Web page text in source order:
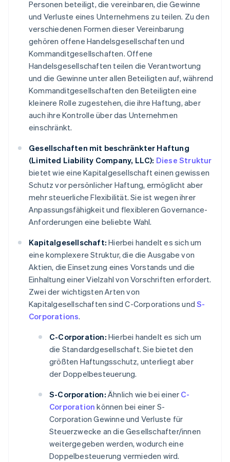
Personen beteiligt, die vereinbaren, die Gewinne
und Verluste eines Unternehmens zu teilen. Zu den
verschiedenen Formen dieser Vereinbarung
gehören offene Handelsgesellschaften und
Kommanditgesellschaften. Offene
Handelsgesellschaften teilen die Verantwortung
und die Gewinne unter allen Beteiligten auf, während
Kommanditgesellschaften den Beteiligten eine
kleinere Rolle zugestehen, die ihre Haftung, aber
auch ihre Kontrolle über das Unternehmen
einschränkt.
Gesellschaften mit beschränkter Haftung
(Limited Liability Company, LLC): Diese Struktur
bietet wie eine Kapitalgesellschaft einen gewissen
Schutz vor persönlicher Haftung, ermöglicht aber
mehr steuerliche Flexibilität. Sie ist wegen ihrer
Anpassungsfähigkeit und flexibleren Governance-
Anforderungen eine beliebte Wahl.
Kapitalgesellschaft: Hierbei handelt es sich um
eine komplexere Struktur, die die Ausgabe von
Aktien, die Einsetzung eines Vorstands und die
Einhaltung einer Vielzahl von Vorschriften erfordert.
Zwei der wichtigsten Arten von
Kapitalgesellschaften sind C-Corporations undS-
Corporations.
C-Corporation: Hierbei handelt es sich um
die Standardgesellschaft. Sie bietet den
größten Haftungsschutz, unterliegt aber
der Doppelbesteuerung.
S-Corporation: Ähnlich wie bei einer C-
Corporation können bei einer S-
Corporation Gewinne und Verluste für
Steuerzwecke an die Gesellschafter/innen
weitergegeben werden, wodurch eine
Doppelbesteuerung vermieden wird.